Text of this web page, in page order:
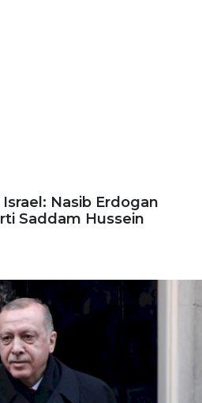
Nasib Erdogan
Saddam Hussein